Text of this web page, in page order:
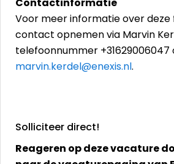
Voor meer informatie over deze
contact opnemen via Marvin
telefoonnummer
marvin.kerdel@enexis.nl.
Solliciteer direct!
Reageren op deze vacature